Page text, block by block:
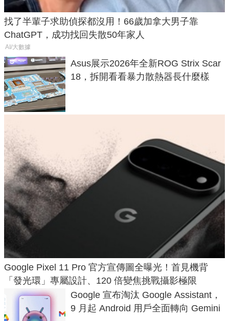
找了半輩子求助偵探都沒用！66歲加拿大男子靠
ChatGPT，成功找回失散50年家人
AI/大數據
Asus展示2026年全新ROG Strix Scar
18，拆開看看暴力散熱器長什麼樣
Google Pixel 11 Pro 官方宣傳圖全曝光！首見機背
「發光環」專屬設計、120 倍變焦挑戰攝影極限
Google 宣布淘汰 Google Assistant，
9 月起 Android 用戶全面轉向 Gemini